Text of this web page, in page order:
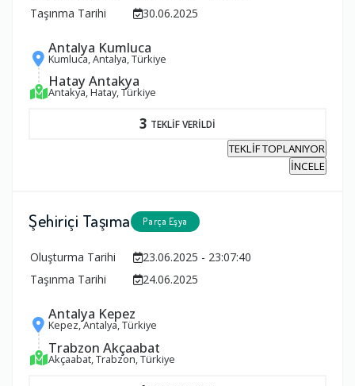
Taşınma Tarihi
30.06.2025
Antalya Kumluca
Kumluca, Antalya, Türkiye
Hatay Antakya
Antakya, Hatay, Türkiye
3 TEKLİF VERİLDİ
TEKLİF TOPLANIYOR
İNCELE
Şehiriçi Taşıma Parça Eşya
Oluşturma Tarihi
23.06.2025 - 23:07:40
Taşınma Tarihi
24.06.2025
Antalya Kepez
Kepez, Antalya, Türkiye
Trabzon Akçaabat
Akçaabat, Trabzon, Türkiye